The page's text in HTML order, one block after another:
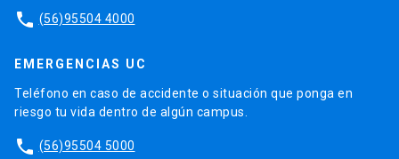
phone (56)95504 4000
EMERGENCIAS UC
Teléfono en caso de accidente o situación que ponga en
riesgo tu vida dentro de algún campus.
phone (56)95504 5000